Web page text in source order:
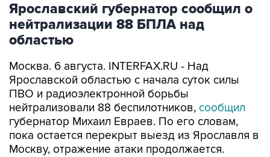
Ярославский губернатор сообщил о
нейтрализации 88 БПЛА над
областью
Москва. 6 августа. INTERFAX.RU - Над
Ярославской областью с начала суток силы
ПВО и радиоэлектронной борьбы
нейтрализовали 88 беспилотников, сообщил
губернатор Михаил Евраев. По его словам,
пока остается перекрыт выезд из Ярославля в
Москву, отражение атаки продолжается.